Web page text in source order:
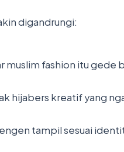
digandrungi:
muslim fashion itu gede
hijabers kreatif yang
tampil sesuai